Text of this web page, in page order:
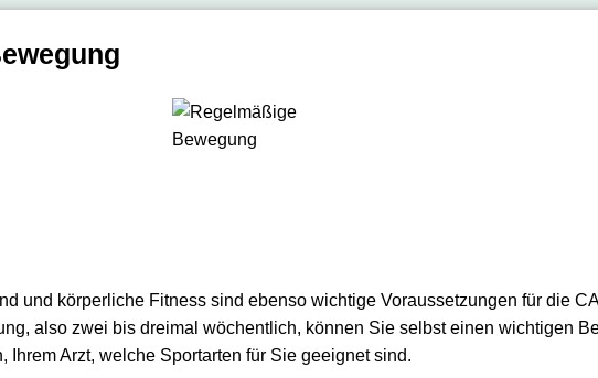
und körperliche Fitness sind ebenso wichtige Voraussetzungen für die
also zwei bis dreimal wöchentlich, können Sie selbst einen wichtigen
Ihrem Arzt, welche Sportarten für Sie geeignet sind.